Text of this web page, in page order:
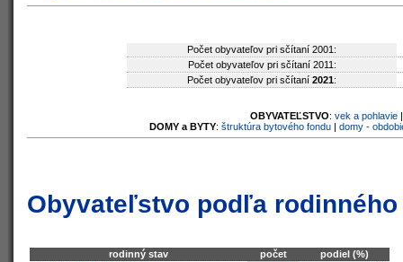
Počet obyvateľov pri sčítaní 2001:
Počet obyvateľov pri sčítaní 2011:
Počet obyvateľov pri sčítaní 2021:
OBYVATEĽSTVO: vek a pohlavie
DOMY a BYTY: štruktúra bytového fondu| domy -
Obyvateľstvo podľa
rodinný stav počet
podiel (%)